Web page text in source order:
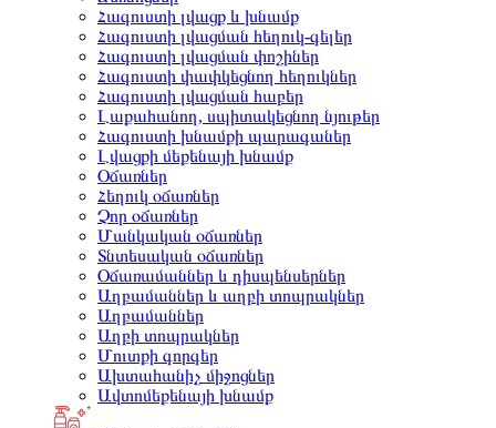
Հագուստի լվացք և խնամք
Հագուստի լվացման հեղուկ-գելեր
Հագուստի լվացման փոշիներ
Հագուստի փափկեցնող հեղուկներ
Հագուստի լվացման հաբեր
Լաքահանող, սպիտակեցնող նյութեր
Հագուստի խնամքի պարագաներ
Լվացքի մեքենայի խնամք
Օճառներ
Հեղուկ օճառներ
Չոր օճառներ
Մանկական օճառներ
Տնտեսական օճառներ
Օճառամաններ և դիսպենսերներ
Աղբամաններ և աղբի տոպրակներ
Աղբամաններ
Աղբի տոպրակներ
Մուտքի գորգեր
Ախտահանիչ միջոցներ
Ավտոմեքենայի խնամք